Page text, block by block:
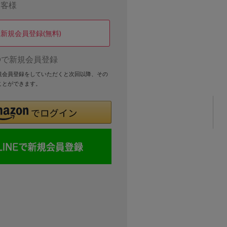
様
新規会員登録(無料)
新規会員登録
員登録をしていただくと次回以降、その
ができます。